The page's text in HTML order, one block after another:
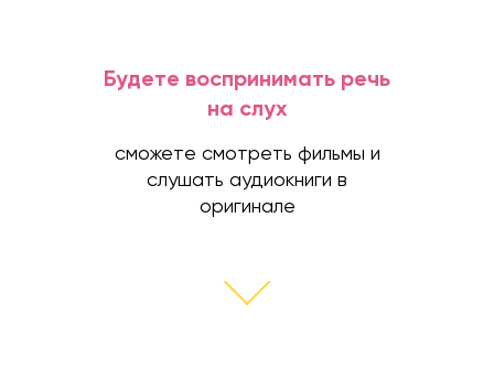
Будете воспринимать речь
на слух
сможете смотреть фильмы и
слушать аудиокниги в
оригинале